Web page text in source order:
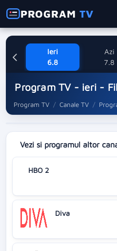
PROGRAMTV
Ieri
6.8
Azi
7.8
Program TV - ieri -
Program TV Canale TV
Vezi si programul altor
HBO 2
Diva